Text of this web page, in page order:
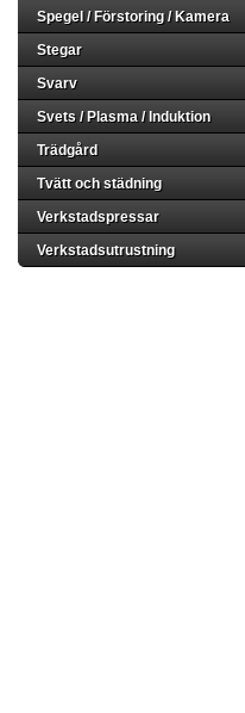
Spegel / Förstoring / Kamera
Stegar
Svarv
Svets / Plasma / Induktion
Trädgård
Tvätt och städning
Verkstadspressar
Verkstadsutrustning